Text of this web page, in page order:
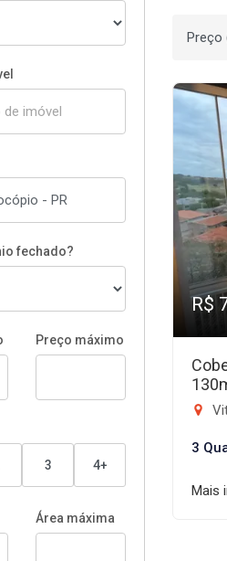
fechado?
Preço máximo
3 4+
Área máxima
R$
3
Mais